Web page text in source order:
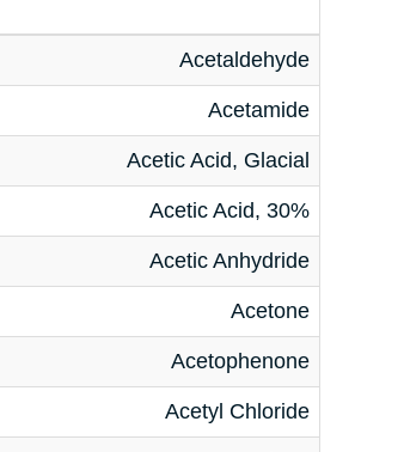
Acetaldehyde
Acetamide
Acetic Acid, Glacial
Acetic Acid, 30%
Acetic Anhydride
Acetone
Acetophenone
Acetyl Chloride